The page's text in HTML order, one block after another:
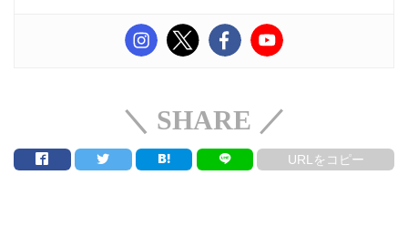
＼ SHARE ／
URLをコピー